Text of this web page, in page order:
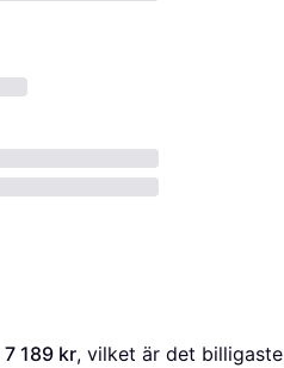
7 189 kr, vilket är det billigaste